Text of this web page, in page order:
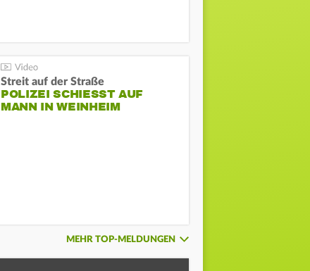
Streit auf der Straße
POLIZEI SCHIESST AUF M
ANN IN WEINHEIM
MEHR TOP-MELDUNGEN